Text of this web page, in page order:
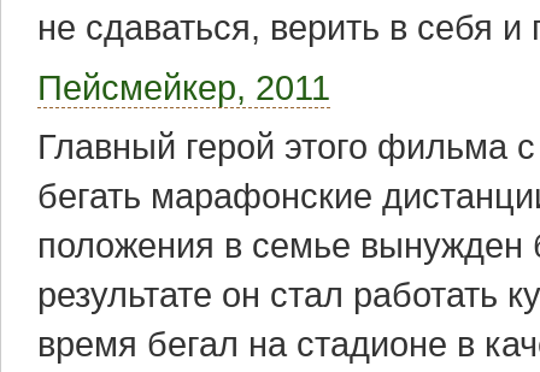
не сдаваться, верить в себя и
Пейсмейкер, 2011
Главный герой этого фильма
бегать марафонские
положения в семье вынужден
результате он стал работать
время бегал на стадионе в